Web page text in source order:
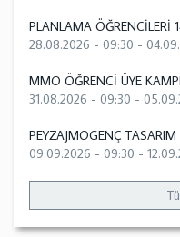
PLANLAMA ÖĞRENCİLERİ
28.08.2026 - 09:30 -
MMO ÖĞRENCİ ÜYE
31.08.2026 - 09:30 -
PEYZAJMOGENÇ
09.09.2026 - 09:30 -